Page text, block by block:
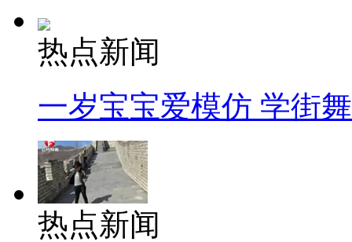
热点新闻
一岁宝宝爱模仿 学街
热点新闻